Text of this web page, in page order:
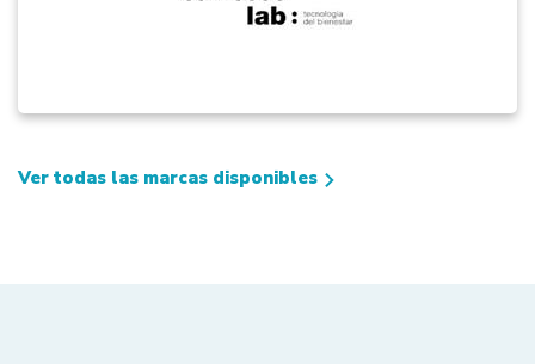
Ver todas las marcas disponibles